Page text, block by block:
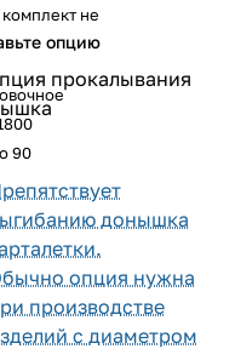
не
90
опцию
прокалывания
донышка
опция нужна
производстве
с диаметром